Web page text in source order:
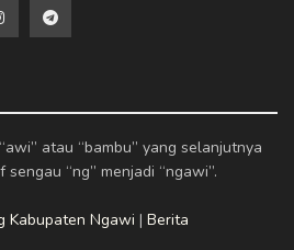
atau “bambu” yang selanjutnya
“ng” menjadi “ngawi”.
Kabupaten Ngawi | Berita